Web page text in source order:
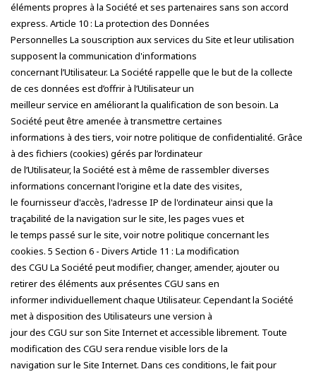
éléments propres à la Société et ses partenaires sans son accord
express. Article 10 : La protection des Données
Personnelles La souscription aux services du Site et leur utilisation
supposent la communication d'informations
concernant l’Utilisateur. La Société rappelle que le but de la collecte
de ces données est d’offrir à l’Utilisateur un
meilleur service en améliorant la qualification de son besoin. La
Société peut être amenée à transmettre certaines
informations à des tiers, voir notre politique de confidentialité. Grâce
à des fichiers (cookies) gérés par l’ordinateur
de l’Utilisateur, la Société est à même de rassembler diverses
informations concernant l'origine et la date des visites,
le fournisseur d'accès, l'adresse IP de l'ordinateur ainsi que la
traçabilité de la navigation sur le site, les pages vues et
le temps passé sur le site, voir notre politique concernant les
cookies. 5 Section 6 - Divers Article 11 : La modification
des CGU La Société peut modifier, changer, amender, ajouter ou
retirer des éléments aux présentes CGU sans en
informer individuellement chaque Utilisateur. Cependant la Société
met à disposition des Utilisateurs une version à
jour des CGU sur son Site Internet et accessible librement. Toute
modification des CGU sera rendue visible lors de la
navigation sur le Site Internet. Dans ces conditions, le fait pour